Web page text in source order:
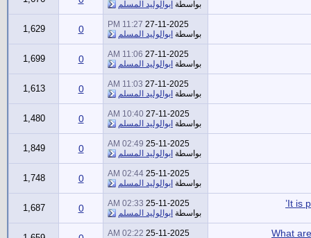
بواسطة ابوالوليد المسلم
27-11-2025
11:27 PM
بواسطة ابوالوليد المسلم 0
1,629
27-11-2025
11:06 AM
بواسطة ابوالوليد المسلم 0
1,699
27-11-2025
11:03 AM
بواسطة ابوالوليد المسلم 0
1,613
27-11-2025
10:40 AM
بواسطة ابوالوليد المسلم 0
1,480
25-11-2025
02:49 AM
بواسطة ابوالوليد المسلم 0
1,849
25-11-2025
02:44 AM
بواسطة ابوالوليد المسلم 0
1,748
It is
25-11-2025
02:33 AM
بواسطة ابوالوليد المسلم 0
1,687
25-11-2025
02:22 AM